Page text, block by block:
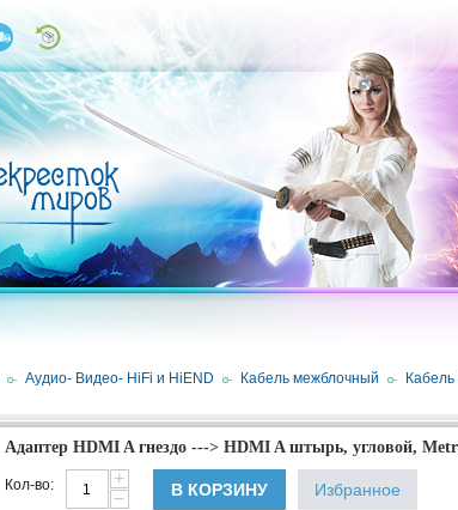
/ Аудио- Видео- HiFi и HiEND / Кабель межблочный / Кабель
Адаптер HDMI A гнездо ---> HDMI A штырь, угловой,
Кол-во:
+
−
В КОРЗИНУ Избранное